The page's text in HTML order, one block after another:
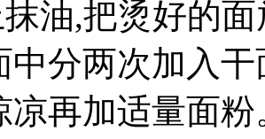
油,把烫好的
中分两次加入
凉再加适量面